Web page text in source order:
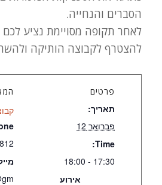
הסברים והנחייה.
לאחר תקופה מסויימת נציע
להצטרף לקבוצה הותיקה
פרטים
תאריך:
פברואר 12
Time:
17:30 - 18:00
אירוע